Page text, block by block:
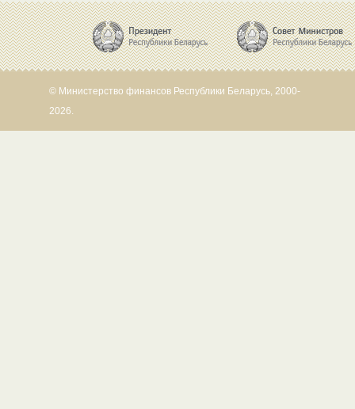
© Министерство финансов Республики Беларусь, 2000-
2026.